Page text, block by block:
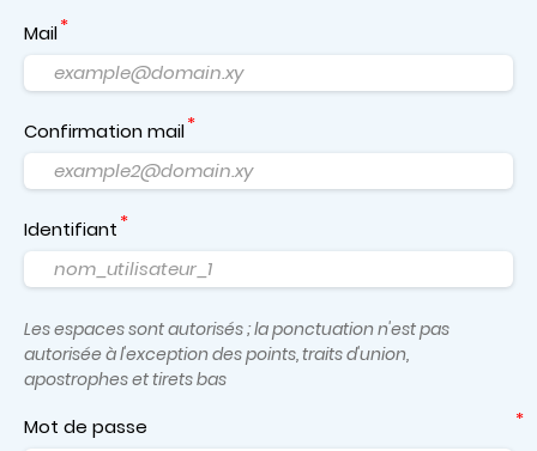
Mail
Confirmation mail
Identifiant
Les espaces sont autorisés ; la ponctuation n'est pas
autorisée à l'exception des points, traits d'union,
apostrophes et tirets bas
Mot de passe